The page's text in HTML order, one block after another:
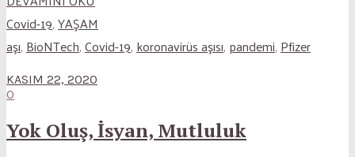
Covid-19,YAŞAM
aşı, BioNTech,Covid-19, koronavirüs aşısı, pandemi, Pfizer
KASIM 22, 2020
0
Yok Oluş, İsyan, Mutluluk